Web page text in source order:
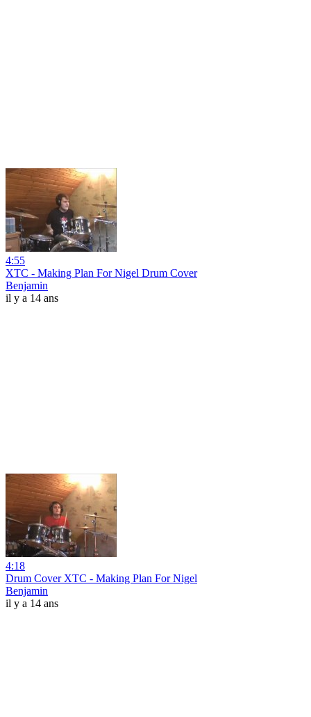
4:55
XTC - Making Plan For Nigel Drum Cover
Benjamin
il y a 14 ans
4:18
Drum Cover XTC - Making Plan For Nigel
Benjamin
il y a 14 ans